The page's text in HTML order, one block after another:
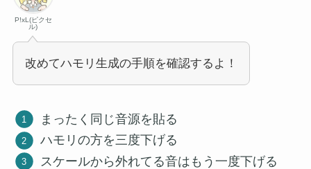
P!xL(ピクセ
ル)
改めてハモリ生成の手順を確認するよ！
まったく同じ音源を貼る
ハモリの方を三度下げる
スケールから外れてる音はもう一度下げる